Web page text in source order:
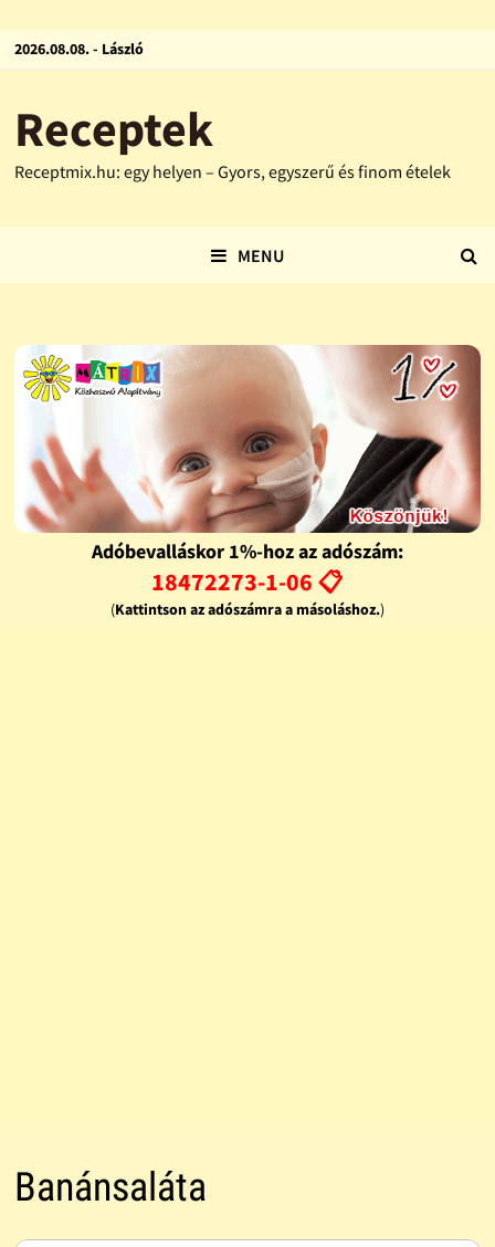
2026.08.08. - László
Receptek
Receptmix.hu: egy helyen – Gyors, egyszerű és finom ételek
MENU
Adóbevalláskor 1%-hoz az adószám:
18472273-1-06 📋
(Kattintson az adószámra a másoláshoz.)
Banánsaláta